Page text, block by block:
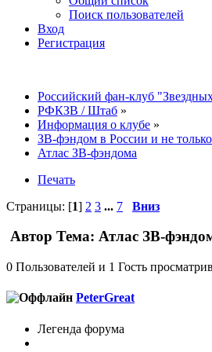
Поиск пользователей
Вход
Регистрация
Российский фан-клуб
РФКЗВ / Штаб »
Информация о клубе »
ЗВ-фэндом в России и не только
Атлас ЗВ-фэндома
Печать
Страницы: [1] 2 3 ... 7 Вниз
Автор Тема: Атлас ЗВ-
0 Пользователей и 1 Гость
PeterGreat
Легенда форума